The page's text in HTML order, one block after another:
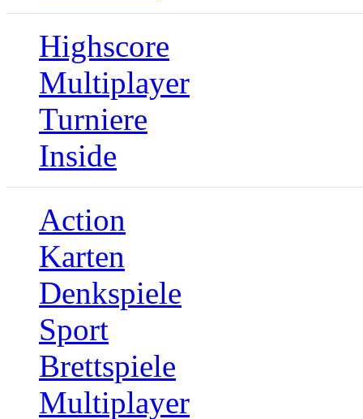
Highscore
Multiplayer
Turniere
Inside
Action
Karten
Denkspiele
Sport
Brettspiele
Multiplayer